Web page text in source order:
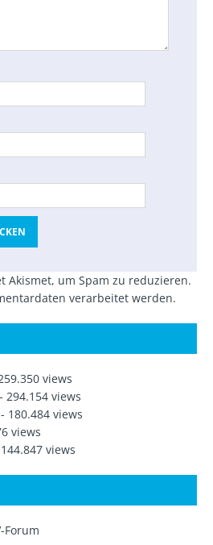
Akismet, um Spam zu reduzieren.
verarbeitet werden.
views
- 294.154 views
- 180.484 views
views
views
Forum